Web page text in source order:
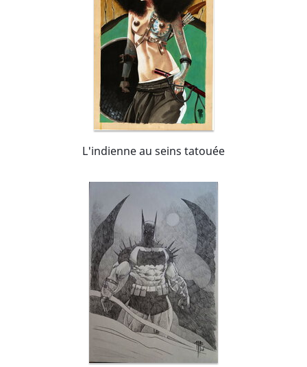
L'indienne au seins tatouée